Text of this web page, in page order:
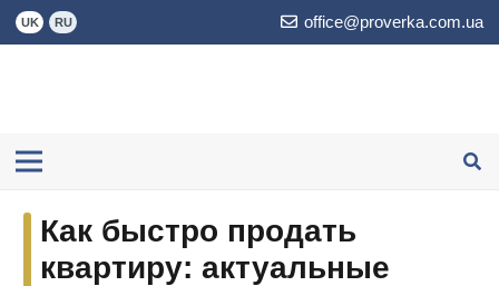
UK RU office@proverka.com.ua
Как быстро продать
квартиру: актуальные